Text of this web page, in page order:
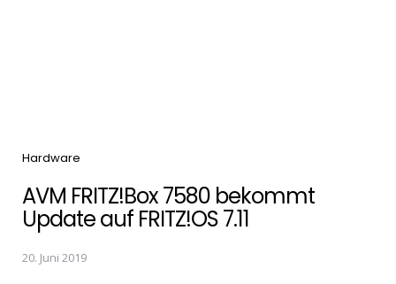
Categories
Hardware
AVM FRITZ!Box 7580 bekommt
Update auf FRITZ!OS 7.11
20. Juni 2019